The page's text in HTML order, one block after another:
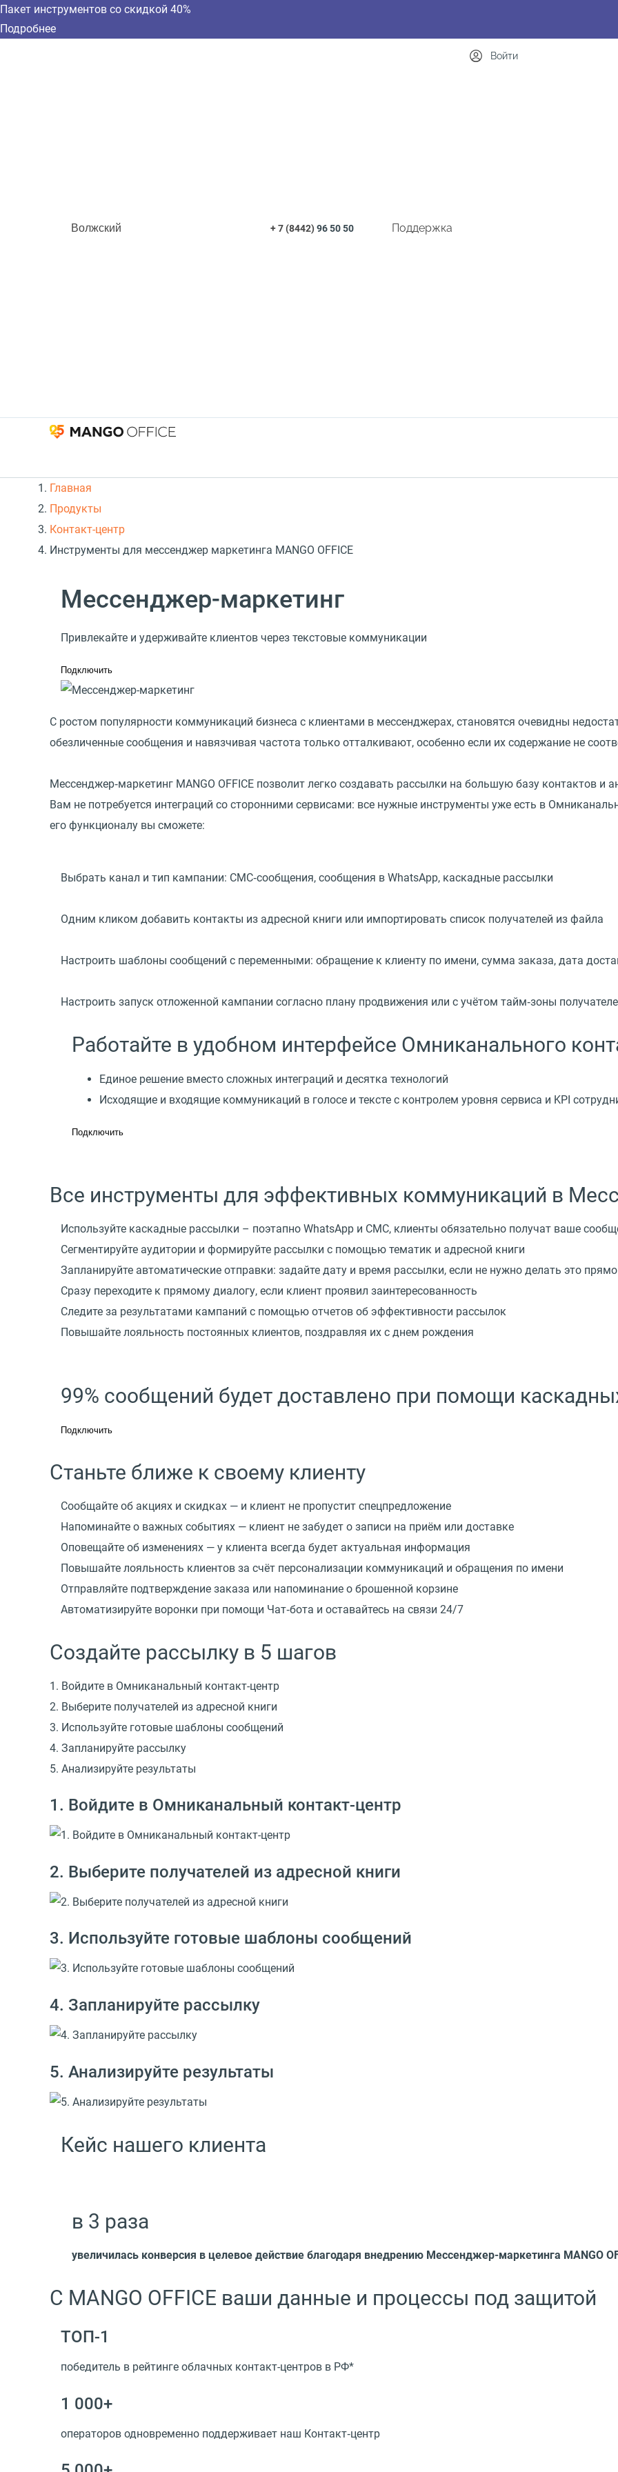
Пакет инструментов со скидкой 40%
Подробнее
Волжский + 7 (8442)96 50 50 Поддержка
Войти
Главная
Продукты
Контакт-центр
Инструменты для мессенджер маркетинга MANGO OFFICE
Мессенджер-маркетинг
Привлекайте и удерживайте клиентов через текстовые коммуникации
Подключить
С ростом популярности коммуникаций бизнеса с клиентами в мессенджерах, становятся очевидны
обезличенные сообщения и навязчивая частота только отталкивают, особенно если их содержание не
Мессенджер‑маркетинг MANGO OFFICE позволит легко создавать рассылки на большую базу контактов и
Вам не потребуется интеграций со сторонними сервисами: все нужные инструменты уже есть в
его функционалу вы сможете:
Выбрать канал и тип кампании: СМС‑сообщения, сообщения в WhatsApp, каскадные рассылки
Одним кликом добавить контакты из адресной книги или импортировать список получателей из файла
Настроить шаблоны сообщений с переменными: обращение к клиенту по имени, сумма заказа, дата
Настроить запуск отложенной кампании согласно плану продвижения или с учётом тайм‑зоны
Работайте в удобном интерфейсе Омниканального
Единое решение вместо сложных интеграций и десятка технологий
Исходящие и входящие коммуникаций в голосе и тексте с контролем уровня сервиса и KPI
Подключить
Все инструменты для эффективных коммуникаций в
Используйте каскадные рассылки – поэтапно WhatsApp и СМС, клиенты обязательно получат ваше
Сегментируйте аудитории и формируйте рассылки с помощью тематик и адресной книги
Запланируйте автоматические отправки: задайте дату и время рассылки, если не нужно делать это
Сразу переходите к прямому диалогу, если клиент проявил заинтересованность
Следите за результатами кампаний с помощью отчетов об эффективности рассылок
Повышайте лояльность постоянных клиентов, поздравляя их с днем рождения
99% сообщений будет доставлено при помощи
Подключить
Станьте ближе к своему клиенту
Сообщайте об акциях и скидках — и клиент не пропустит спецпредложение
Напоминайте о важных событиях — клиент не забудет о записи на приём или доставке
Оповещайте об изменениях — у клиента всегда будет актуальная информация
Повышайте лояльность клиентов за счёт персонализации коммуникаций и обращения по имени
Отправляйте подтверждение заказа или напоминание о брошенной корзине
Автоматизируйте воронки при помощи Чат‑бота и оставайтесь на связи 24/7
Создайте рассылку в 5 шагов
1. Войдите в Омниканальный контакт-центр
2. Выберите получателей из адресной книги
3. Используйте готовые шаблоны сообщений
4. Запланируйте рассылку
5. Анализируйте результаты
1. Войдите в Омниканальный контакт-центр
2. Выберите получателей из адресной книги
3. Используйте готовые шаблоны сообщений
4. Запланируйте рассылку
5. Анализируйте результаты
Кейс нашего клиента
в 3 раза
увеличилась конверсия в целевое действие благодаря внедрению Мессенджер-маркетинга MANGO
С MANGO OFFICE ваши данные и процессы под защитой
ТОП-1
победитель в рейтинге облачных контакт-центров в РФ*
1 000+
операторов одновременно поддерживает наш Контакт‑центр